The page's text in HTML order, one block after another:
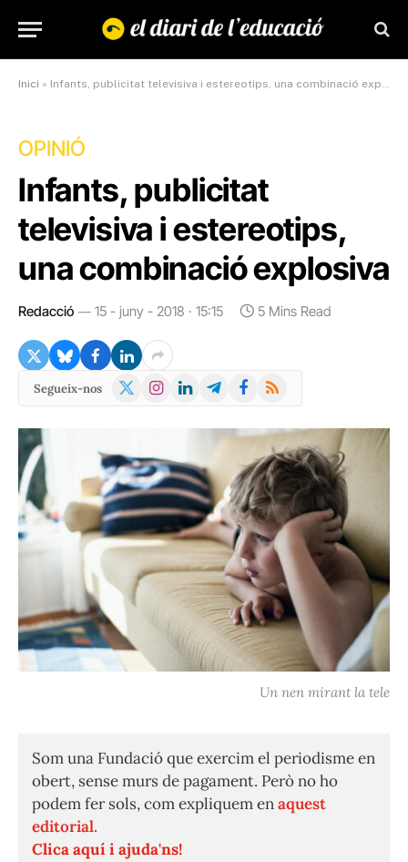
Inici » Infants, publicitat televisiva i estereotips, una combinació explosiva
OPINIÓ
Infants, publicitat
televisiva i estereotips,
una combinació explosiva
Redacció 15 - juny - 2018 · 15:15 5 Mins Read
Segueix-nos
X
Instagram
LinkedInTelegramFacebook
RSS
Un nen mirant la tele
Som una Fundació que exercim el periodisme en
obert, sense murs de pagament. Però no ho
podem fer sols, com expliquem enaquest
editorial.
Clica aquí i ajuda'ns!